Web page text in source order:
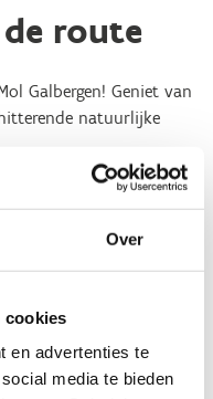
Over
cookies
en advertenties te
media te bieden
route
Galbergen! Geniet van
natuurlijke
35.
ideaal om te
gebied biedt ook een